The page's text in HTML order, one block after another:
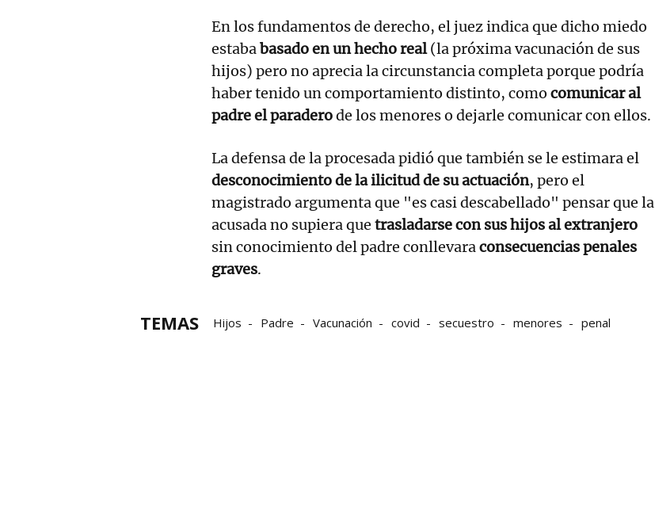
En los fundamentos de derecho, el juez indica que dicho miedo
estababasado en un hecho real(la próxima vacunación de sus
hijos) pero no aprecia la circunstancia completa porque podría
haber tenido un comportamiento distinto, como comunicar al
padre el paraderode los menores o dejarle comunicar con ellos.
La defensa de la procesada pidió que también se le estimara el
desconocimiento de la ilicitud de su actuación, pero el
magistrado argumenta que "es casi descabellado" pensar que la
acusada no supiera que trasladarse con sus hijos al extranjero
sin conocimiento del padre conllevaraconsecuencias penales
graves.
TEMAS Hijos Padre Vacunación covid secuestro menores penal